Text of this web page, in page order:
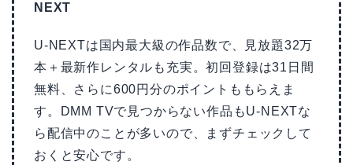
NEXT
U-NEXTは国内最大級の作品数で、見放題32万
本＋最新作レンタルも充実。初回登録は31日間
無料、さらに600円分のポイントももらえま
す。DMM TVで見つからない作品もU-NEXTな
ら配信中のことが多いので、まずチェックして
おくと安心です。